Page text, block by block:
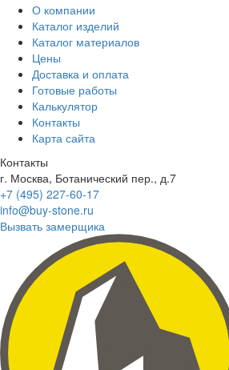
О компании
Каталог изделий
Каталог материалов
Цены
Доставка и оплата
Готовые работы
Калькулятор
Контакты
Карта сайта
Контакты
г. Москва, Ботанический пер., д.7
+7 (495) 227-60-17
info@buy-stone.ru
Вызвать замерщика